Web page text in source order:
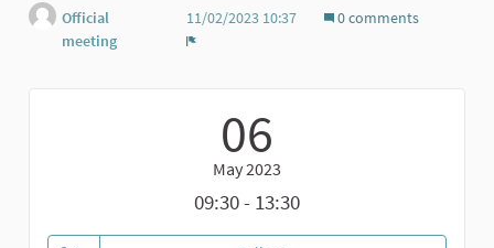
Official
meeting
11/02/2023 10:37
0 comments
06
May 2023
09:30 - 13:30